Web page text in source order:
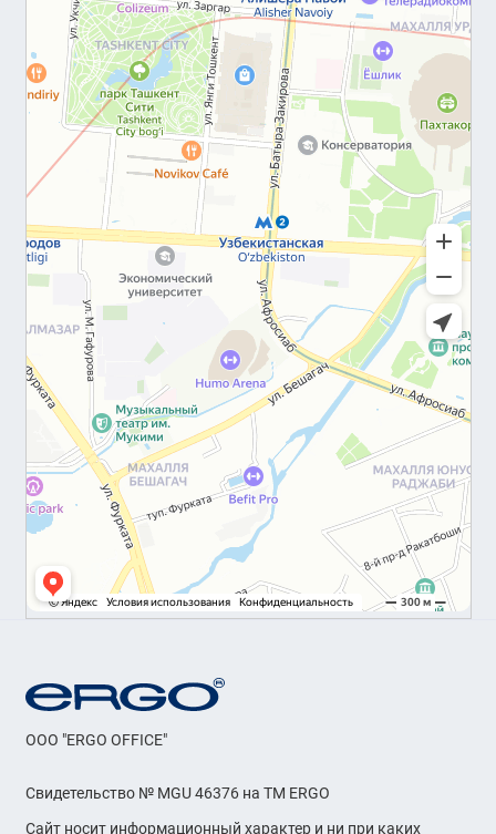
OOO "ERGO OFFICE"
Свидетельство № MGU 46376 на ТМ ERGO
Сайт носит информационный характер и ни при каких